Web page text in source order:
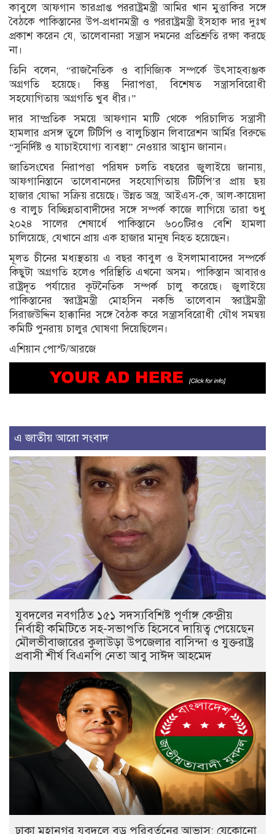
কাবুলে আফগান ভারপ্রাপ্ত পররাষ্ট্রমন্ত্রী আমির খান মুত্তাকির সঙ্গে
বৈঠকে পাকিস্তানের উপ-প্রধানমন্ত্রী ও পররাষ্ট্রমন্ত্রী ইসহাক দার দুঃখ
প্রকাশ করেন যে, তালেবানরা সন্ত্রাস দমনের প্রতিশ্রুতি রক্ষা করছে
না।
তিনি বলেন, “রাজনৈতিক ও বাণিজ্যিক সম্পর্কে উৎসাহব্যঞ্জক
অগ্রগতি হয়েছে। কিন্তু নিরাপত্তা, বিশেষত সন্ত্রাসবিরোধী
সহযোগিতায় অগ্রগতি খুব ধীর।”
দার সাম্প্রতিক সময়ে আফগান মাটি থেকে পরিচালিত সন্ত্রাসী
হামলার প্রসঙ্গ তুলে টিটিপি ও বালুচিস্তান লিবারেশন আর্মির বিরুদ্ধে
“সুনির্দিষ্ট ও যাচাইযোগ্য ব্যবস্থা” নেওয়ার আহ্বান জানান।
জাতিসংঘের নিরাপত্তা পরিষদ চলতি বছরের জুলাইয়ে জানায়,
আফগানিস্তানে তালেবানদের সহযোগিতায় টিটিপি’র প্রায় ছয়
হাজার যোদ্ধা সক্রিয় রয়েছে। উন্নত অস্ত্র, আইএস-কে, আল-কায়েদা
ও বালুচ বিচ্ছিন্নতাবাদীদের সঙ্গে সম্পর্ক কাজে লাগিয়ে তারা শুধু
২০২৪ সালের শেষার্ধে পাকিস্তানে ৬০০টিরও বেশি হামলা
চালিয়েছে, যেখানে প্রায় এক হাজার মানুষ নিহত হয়েছেন।
মূলত চীনের মধ্যস্থতায় এ বছর কাবুল ও ইসলামাবাদের সম্পর্কে
কিছুটা অগ্রগতি হলেও পরিস্থিতি এখনো অসম। পাকিস্তান আবারও
রাষ্ট্রদূত পর্যায়ের কূটনৈতিক সম্পর্ক চালু করেছে। জুলাইয়ে
পাকিস্তানের স্বরাষ্ট্রমন্ত্রী মোহসিন নকভি তালেবান স্বরাষ্ট্রমন্ত্রী
সিরাজউদ্দিন হাক্কানির সঙ্গে বৈঠক করে সন্ত্রাসবিরোধী যৌথ সমন্বয়
কমিটি পুনরায় চালুর ঘোষণা দিয়েছিলেন।
এশিয়ান পোস্ট/আরজে
এ জাতীয় আরো সংবাদ
যুবদলের নবগঠিত ১৫১ সদস্যবিশিষ্ট পূর্ণাঙ্গ কেন্দ্রীয়
নির্বাহী কমিটিতে সহ-সভাপতি হিসেবে দায়িত্ব পেয়েছেন
মৌলভীবাজারের কুলাউড়া উপজেলার বাসিন্দা ও যুক্তরাষ্ট্র
প্রবাসী শীর্ষ বিএনপি নেতা আবু সাঈদ আহমেদ
ঢাকা মহানগর যুবদলে বড় পরিবর্তনের আভাস: যেকোনো